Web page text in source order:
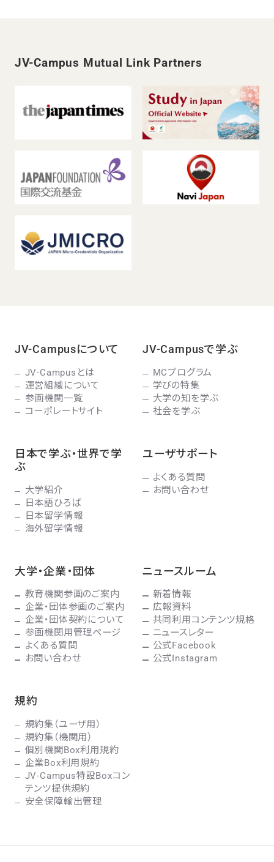
JV-Campus Mutual Link Partners
JV-Campusについて
JV-Campusとは
運営組織について
参画機関一覧
コーポレートサイト
JV-Campusで学ぶ
MCプログラム
学びの特集
大学の知を学ぶ
社会を学ぶ
日本で学ぶ・世界で学
ぶ
大学紹介
日本語ひろば
日本留学情報
海外留学情報
ユーザサポート
よくある質問
お問い合わせ
大学・企業・団体
教育機関参画のご案内
企業・団体参画のご案内
企業・団体契約について
参画機関用管理ページ
よくある質問
お問い合わせ
ニュースルーム
新着情報
広報資料
共同利用コンテンツ規格
ニュースレター
公式Facebook
公式Instagram
規約
規約集（ユーザ用）
規約集（機関用）
個別機関Box利用規約
企業Box利用規約
JV-Campus特設Boxコン
テンツ提供規約
安全保障輸出管理